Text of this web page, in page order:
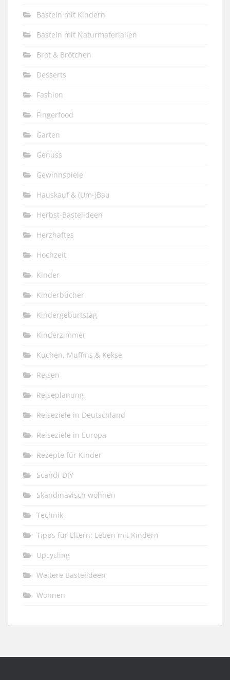
Basteln mit Kindern
Basteln mit Naturmaterialien
Brot & Brötchen
Desserts
Fashion
Fingerfood
Garten
Genuss
Gewinnspiele
Hauskauf & (Um-)Bau
Herbst-Bastelideen
Herzhaftes
Hochzeit
Kinder
Kinderbücher
Kindergeburtstag
Kinderzimmer
Kuchen, Muffins & Kekse
Reisen
Reiseplanung
Reiseziele in Deutschland
Reiseziele in Europa
Rezepte für Kinder
Scandi-DIY
Skandinavisch wohnen
Technik
Tipps für Eltern: Leben mit Kindern
Upcycling
Weitere Bastelideen
Wohnen